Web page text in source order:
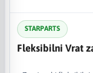
STARPARTS
Fleksibilni Vrat